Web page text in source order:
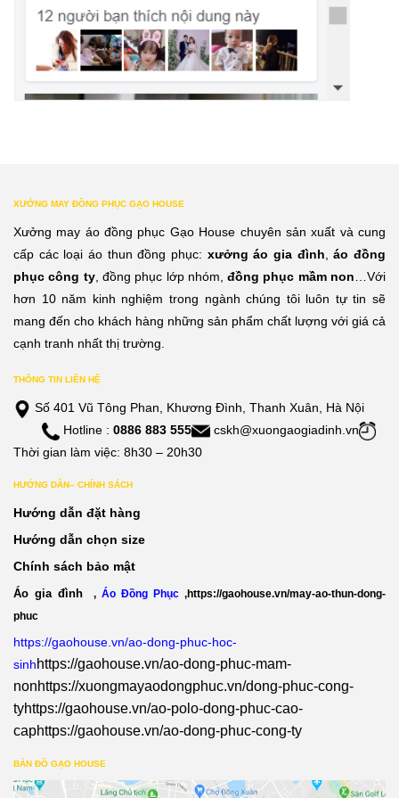
XƯỞNG MAY ĐỒNG PHỤC GẠO HOUSE
Xưởng may áo đồng phục Gạo House chuyên sản xuất và cung
cấp các loại áo thun đồng phục: xưởng áo gia đình ,áo đồng
phục công ty, đồng phục lớp nhóm,đồng phục mầm non …Với
hơn 10 năm kinh nghiệm trong ngành chúng tôi luôn tự tin sẽ
mang đến cho khách hàng những sản phẩm chất lượng với giá cả
cạnh tranh nhất thị trường.
THÔNG TIN LIÊN HỆ
Số 401 Vũ Tông Phan, Khương Đình, Thanh Xuân, Hà Nội
Hotline : 0886 883 555
cskh@xuongaogiadinh.vn
Thời gian làm việc: 8h30 – 20h30
HƯỚNG DẪN– CHÍNH SÁCH
Hướng dẫn đặt hàng
Hướng dẫn chọn size
Chính sách bảo mật
Áo gia đình , Áo Đồng Phục ,https://gaohouse.vn/may-ao-thun-dong-
phuc
https://gaohouse.vn/ao-dong-phuc-hoc-
sinhhttps://gaohouse.vn/ao-dong-phuc-mam-
nonhttps://xuongmayaodongphuc.vn/dong-phuc-cong-
tyhttps://gaohouse.vn/ao-polo-dong-phuc-cao-
caphttps://gaohouse.vn/ao-dong-phuc-cong-ty
BẢN ĐỒ GẠO HOUSE